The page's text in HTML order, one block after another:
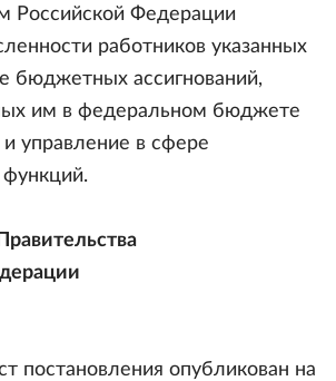
Российской Федерации
работников указанных
бюджетных ассигнований,
им в федеральном бюджете
и управление в сфере
постановления опубликован на